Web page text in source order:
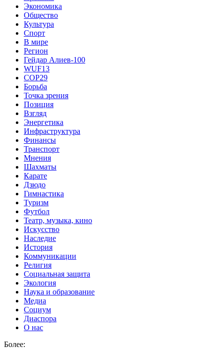
Экономика
Общество
Культура
Спорт
В мире
Регион
Гейдар Алиев-100
WUF13
COP29
Борьба
Точка зрения
Позиция
Взгляд
Энергетика
Инфраструктура
Финансы
Транспорт
Мнения
Шахматы
Карате
Дзюдо
Гимнастика
Туризм
Футбол
Театр, музыка, кино
Искусство
Наследие
История
Коммуникации
Религия
Социальная защита
Экология
Наука и образование
Медиа
Социум
Диаспора
О нас
Более: